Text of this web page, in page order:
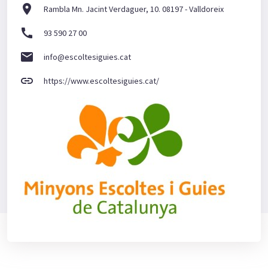
location_on Rambla Mn. Jacint Verdaguer, 10. 08197 - Valldoreix
call 93 590 27 00
email info@escoltesiguies.cat
link https://www.escoltesiguies.cat/